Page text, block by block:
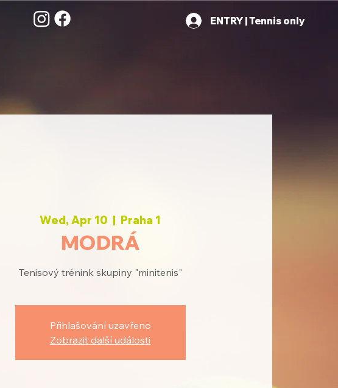
ENTRY | Tennis only
Wed, Apr 10
  |
Praha 1
MODRÁ
Tenisový trénink skupiny "minitenis"
Přihlašování uzavřeno
Zobrazit další události